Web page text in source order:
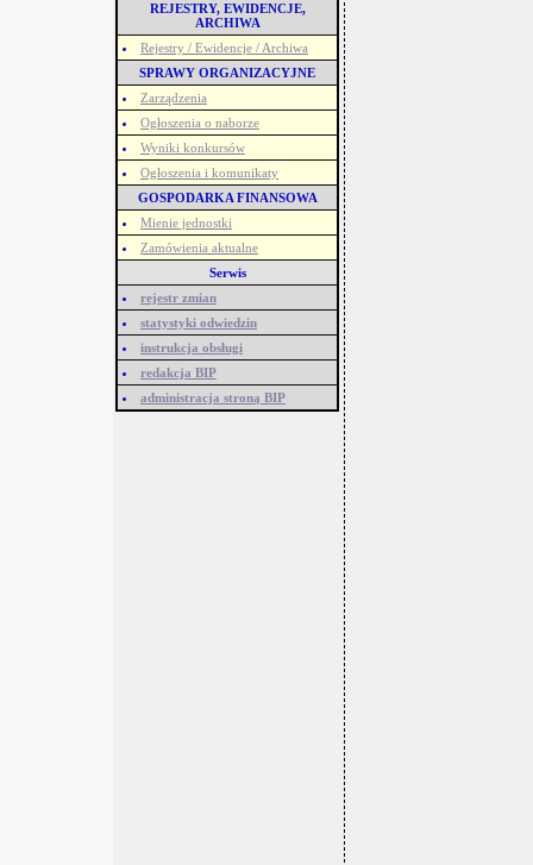
REJESTRY, EWIDENCJE,
ARCHIWA
Rejestry / Ewidencje / Archiwa
SPRAWY ORGANIZACYJNE
Zarządzenia
Ogłoszenia o naborze
Wyniki konkursów
Ogłoszenia i komunikaty
GOSPODARKA FINANSOWA
Mienie jednostki
Zamówienia aktualne
Serwis
rejestr zmian
statystyki odwiedzin
instrukcja obsługi
redakcja BIP
administracja stroną BIP